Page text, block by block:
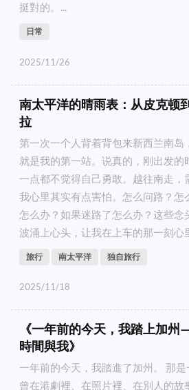
挺對的。...
日常
2025/11/26
南太平洋的晴雨表：从皮克顿
拉
第一次一个人背着背包来新西兰南岛
就是我的第一站。说真的，刚出发的
一点都不觉得自己勇敢。越往南走，
我心里其实有点害怕。怎么问路？怎
怎么办？如果迷路了怎么办？这些念
波涌上心头，让我在上车的那一刻心
旅行 南太平洋 独自旅行
2025/11/18
《一年前的今天，我踏上加州
時間與我》
一年前的今天，我踏進了加州。 那
曾在港劇裡、在照片裡、在別人的故